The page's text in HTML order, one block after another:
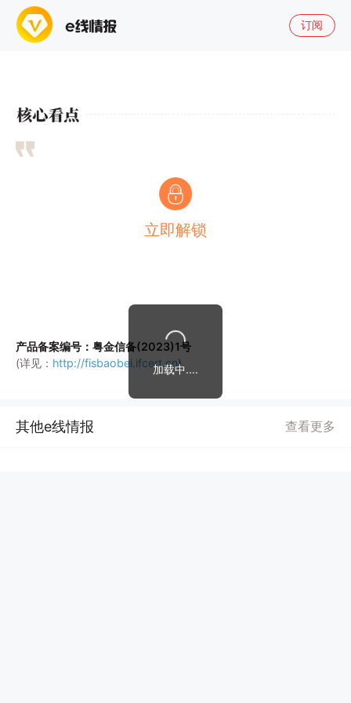
订阅
立即解锁
产品备案编号：粤金信备(2023)1号
(详见： http://fisbaobei.ifcert.cn)
其他e线情报 查看更多
加载中....